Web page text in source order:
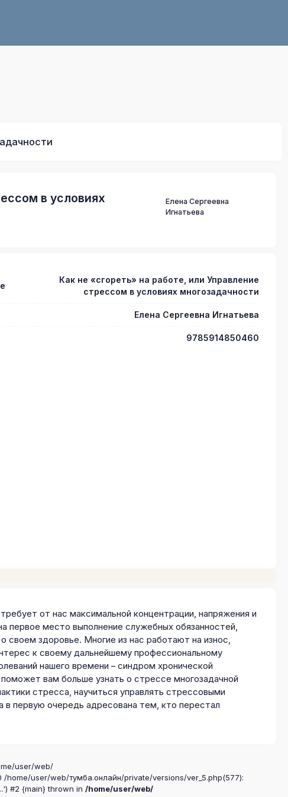
в условиях
Елена Сергеевна
Игнатьева
Как не «сгореть» на работе, или Управление
стрессом в условиях многозадачности
Елена Сергеевна Игнатьева
9785914850460
от нас максимальной концентрации, напряжения и
первое место выполнение служебных обязанностей,
своем здоровье. Многие из нас работают на износ,
к своему дальнейшему профессиональному
нашего времени – синдром хронической
вам больше узнать о стрессе многозадачной
стресса, научиться управлять стрессовыми
в первую очередь адресована тем, кто перестал
user/web/
home/user/web/тумба.онлайн/private/versions/ver_5.php(577):
#2 {main} thrown in /home/user/web/